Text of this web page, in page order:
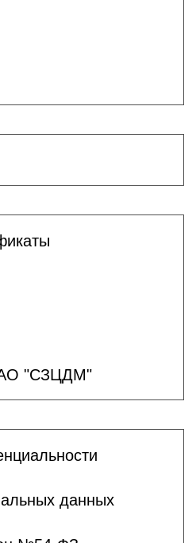
АО "СЗЦДМ"
данных